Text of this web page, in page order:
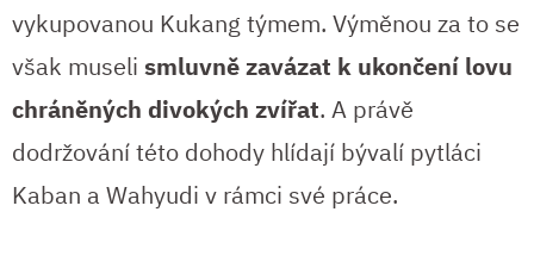
vykupovanou Kukang týmem. Výměnou za to se
však museli smluvně zavázat k ukončení lovu
chráněných divokých zvířat. A právě
dodržování této dohody hlídají bývalí pytláci
Kaban a Wahyudi v rámci své práce.